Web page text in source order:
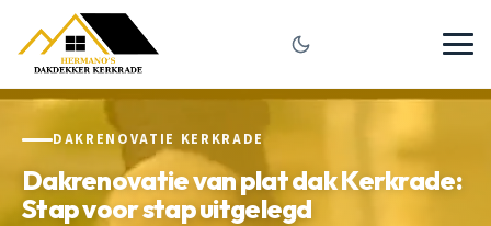
DAKRENOVATIE KERKRADE
Dakrenovatie van plat dak Kerkrade:
Stap voor stap uitgelegd